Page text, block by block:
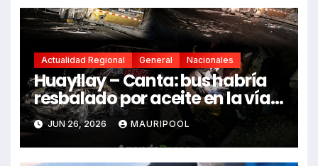
Actualidad Regional General Nacionales
Huayllay – Canta: bus habría
resbalado por aceite en la vía e
impactó auto siniestrado
dejando dos fallecidos
JUN 26, 2026 MAURIPOOL